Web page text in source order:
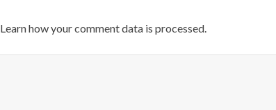
Learn how your comment data is processed.